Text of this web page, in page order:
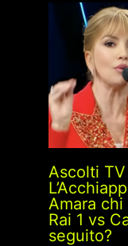
Ascolti
Amara
Rai 1 vs
seguito?